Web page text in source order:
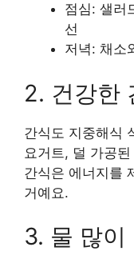
점심: 샐러
선
저녁: 채소
2. 건강한
간식도 지중해식
요거트, 덜 가공
간식은 에너지를
거예요.
3. 물 많이